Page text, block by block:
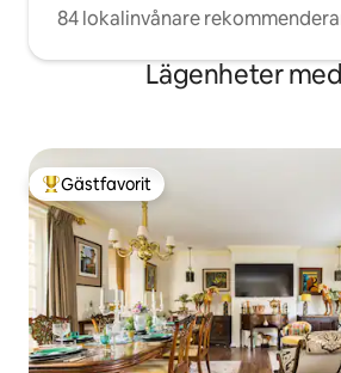
84 lokalinvånare
Lägenheter
Populär gästfavorit
Gästfavorit